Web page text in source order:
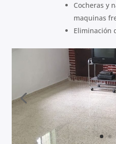
Cocheras y
maquinas
Eliminación